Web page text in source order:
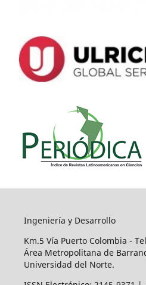
Ingeniería y Desarrollo
Km.5 Vía Puerto Colombia -
Área Metropolitana de
Universidad del Norte.